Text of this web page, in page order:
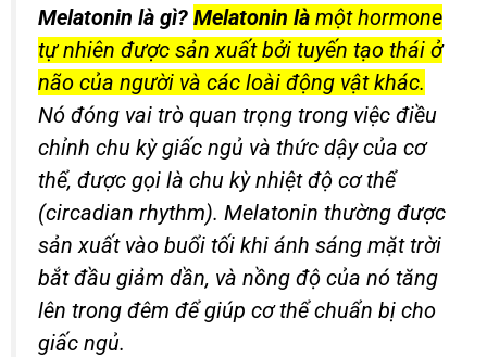
Melatonin là gì? Melatonin là một hormone
tự nhiên được sản xuất bởi tuyến tạo thái ở
não của người và các loài động vật khác.
Nó đóng vai trò quan trọng trong việc điều
chỉnh chu kỳ giấc ngủ và thức dậy của cơ
thể, được gọi là chu kỳ nhiệt độ cơ thể
(circadian rhythm). Melatonin thường được
sản xuất vào buổi tối khi ánh sáng mặt trời
bắt đầu giảm dần, và nồng độ của nó tăng
lên trong đêm để giúp cơ thể chuẩn bị cho
giấc ngủ.